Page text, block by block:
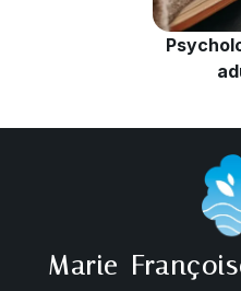
Marie-